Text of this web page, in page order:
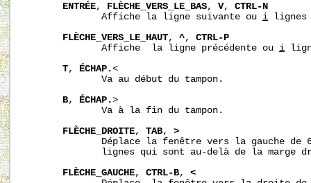
ENTRÉE, FLÈCHE_VERS_LE_BAS, V, CTRL-N
              Affiche la ligne suivante ou
i lignes
FLÈCHE_VERS_LE_HAUT, ^, CTRL-P
              Affiche  la ligne précédente ou
i
T, ÉCHAP.<
              Va au début du tampon.
B, ÉCHAP.>
              Va à la fin du tampon.
FLÈCHE_DROITE, TAB, >
Déplace la fenêtre vers la gauche de
lignes qui sont au-delà de la marge
FLÈCHE_GAUCHE, CTRL-B, <